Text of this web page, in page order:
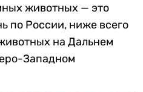
животных — это
по России, ниже всего
на Дальнем
Западном